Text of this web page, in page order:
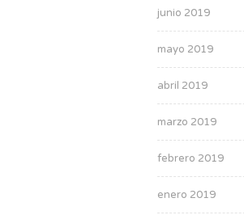
junio 2019
mayo 2019
abril 2019
marzo 2019
febrero 2019
enero 2019